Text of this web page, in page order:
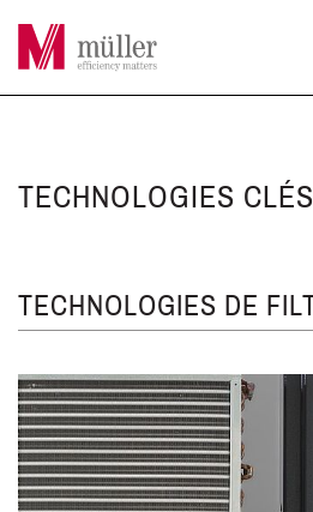
TECHNOLOGIES CLÉS
TECHNOLOGIES DE